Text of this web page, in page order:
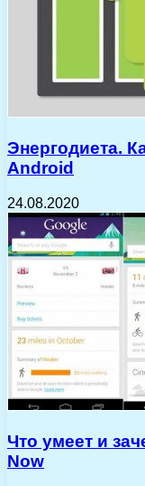
Энергодиета.
Android
24.08.2020
Что умеет и
Now